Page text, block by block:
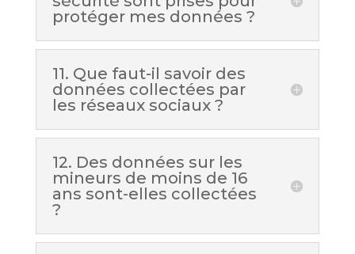
protéger mes données ?
11. Que faut-il savoir des
données collectées par
les réseaux sociaux ?
12. Des données sur les
mineurs de moins de 16
ans sont-elles collectées
?